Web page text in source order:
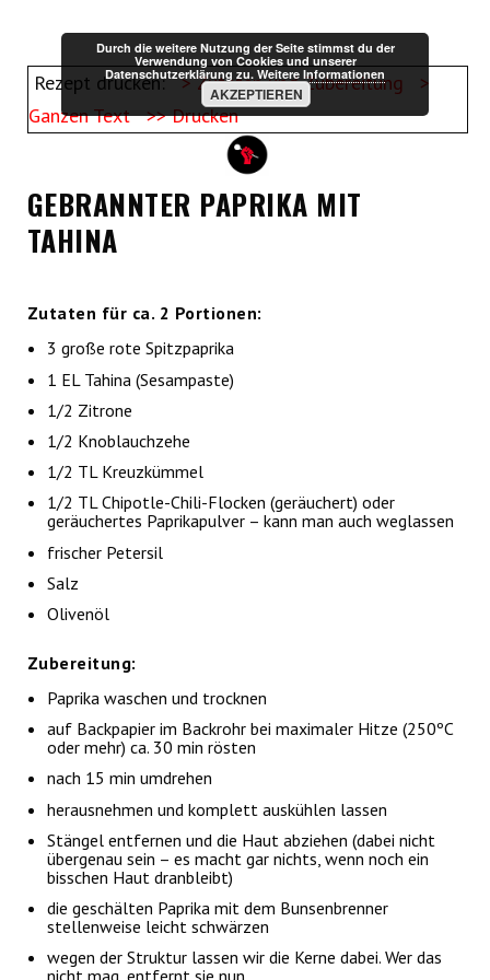
Rezept drucken:> Zutaten und Zubereitung
>
Ganzen Text
>> Drucken
GEBRANNTER PAPRIKA MIT
TAHINA
Zutaten für ca. 2 Portionen:
3 große rote Spitzpaprika
1 EL Tahina (Sesampaste)
1/2 Zitrone
1/2 Knoblauchzehe
1/2 TL Kreuzkümmel
1/2 TL Chipotle-Chili-Flocken (geräuchert) oder
geräuchertes Paprikapulver – kann man auch weglassen
frischer Petersil
Salz
Olivenöl
Zubereitung:
Paprika waschen und trocknen
auf Backpapier im Backrohr bei maximaler Hitze (250ºC
oder mehr) ca. 30 min rösten
nach 15 min umdrehen
herausnehmen und komplett auskühlen lassen
Stängel entfernen und die Haut abziehen (dabei nicht
übergenau sein – es macht gar nichts, wenn noch ein
bisschen Haut dranbleibt)
die geschälten Paprika mit dem Bunsenbrenner
stellenweise leicht schwärzen
wegen der Struktur lassen wir die Kerne dabei. Wer das
Durch die weitere Nutzung der Seite stimmst du der
Verwendung von Cookies und unserer
Datenschutzerklärung zu. Weitere Informationen
AKZEPTIEREN